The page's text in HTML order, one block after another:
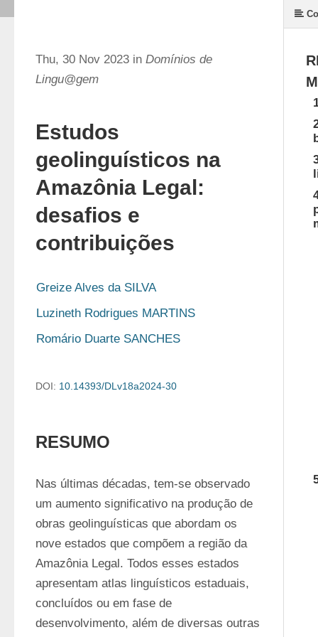
Thu, 30 Nov 2023 in Domínios de
Lingu@gem
Estudos
geolinguísticos na
Amazônia Legal:
desafios e
contribuições
Greize Alves da SILVA
Luzineth Rodrigues MARTINS
Romário Duarte SANCHES
DOI: 10.14393/DLv18a2024-30
RESUMO
Nas últimas décadas, tem-se observado
um aumento significativo na produção de
obras geolinguísticas que abordam os
nove estados que compõem a região da
Amazônia Legal. Todos esses estados
apresentam atlas linguísticos estaduais,
concluídos ou em fase de
desenvolvimento, além de diversas outras